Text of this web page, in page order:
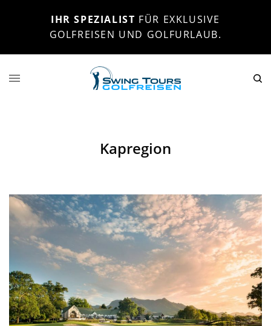
IHR SPEZIALIST FÜR EXKLUSIVE
GOLFREISEN UND GOLFURLAUB.
Kapregion